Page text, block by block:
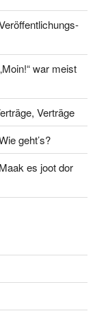
war meist
Verträge
geht’s?
es joot dor